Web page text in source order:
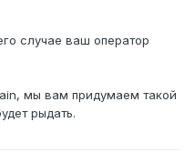
случае ваш оператор
мы вам придумаем такой
рыдать.